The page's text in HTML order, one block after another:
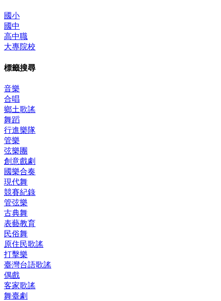
國小
國中
高中職
大專院校
標籤搜尋
音樂
合唱
鄉土歌謠
舞蹈
行進樂隊
管樂
弦樂團
創意戲劇
國樂合奏
現代舞
競賽紀錄
管弦樂
古典舞
表藝教育
民俗舞
原住民歌謠
打擊樂
臺灣台語歌謠
偶戲
客家歌謠
舞臺劇